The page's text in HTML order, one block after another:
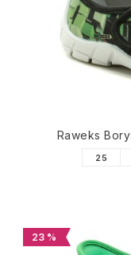
Raweks
25
23 %